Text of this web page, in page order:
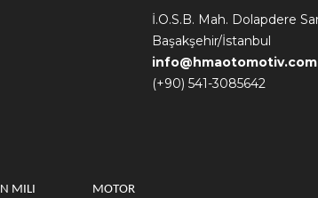
İ.O.S.B. Mah. Dolapdere
Başakşehir/İstanbul
info@hmaotomotiv.com
(+90) 541-3085642
MILI MOTOR